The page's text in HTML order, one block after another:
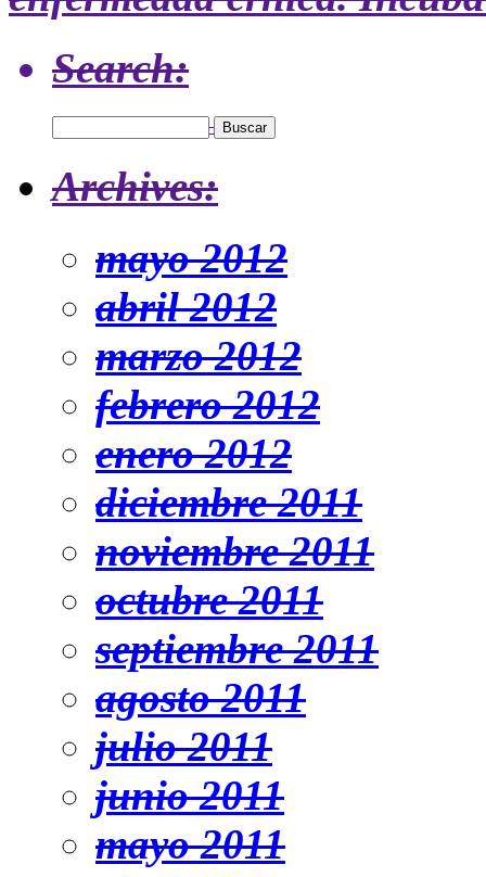
Search:
Archives:
mayo 2012
abril 2012
marzo 2012
febrero 2012
enero 2012
diciembre 2011
noviembre 2011
octubre 2011
septiembre 2011
agosto 2011
julio 2011
junio 2011
mayo 2011